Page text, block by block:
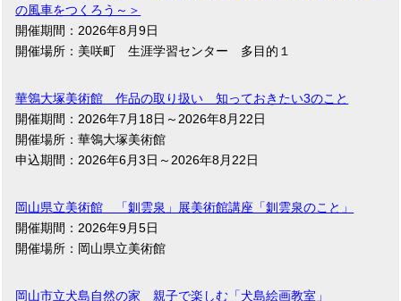
の風車をつくろう～＞
開催期間：2026年8月9日
開催場所：美咲町 生涯学習センター 多目的１
華鴒大塚美術館 作品の取り扱い 知っておきたい3のこと
開催期間：2026年7月18日～2026年8月22日
開催場所：華鴒大塚美術館
申込期間：2026年6月3日～2026年8月22日
岡山県立美術館 「釧雲泉」展美術館講座「釧雲泉のこと」
開催期間：2026年9月5日
開催場所：岡山県立美術館
岡山市立犬島自然の家 親子で楽しむ「犬島絵画教室」